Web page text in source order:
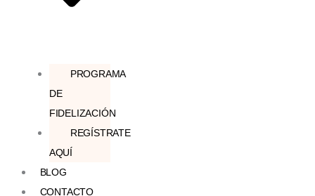
PROGRAMA
DE
FIDELIZACIÓN
REGÍSTRATE
AQUÍ
BLOG
CONTACTO